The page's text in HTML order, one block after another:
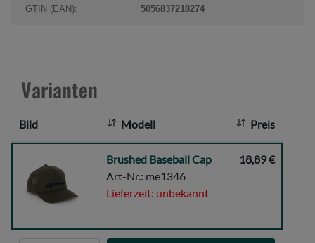
k
a
l
:
GTIN (EAN):
5056837218274
Varianten
Bild Modell Preis
Baseball
Cap
Brushed Baseball Cap
Art-Nr.: me1346
Lieferzeit: unbekannt
18,89 €